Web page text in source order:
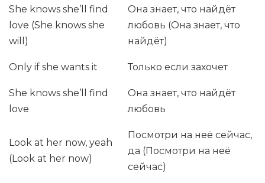
She knows she’ll find
love (She knows she
will)
Она знает, что найдёт
любовь (Она знает, что
найдёт)
Only if she wants it Только если захочет
She knows she’ll find
love
Она знает, что найдёт
любовь
Look at her now, yeah
(Look at her now)
Посмотри на неё сейчас,
да (Посмотри на неё
сейчас)